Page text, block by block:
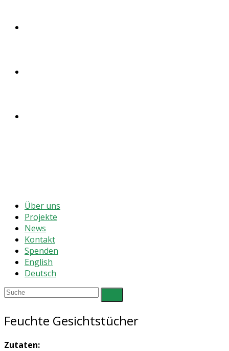
Über uns
Projekte
News
Kontakt
Spenden
English
Deutsch
Feuchte Gesichtstücher
Zutaten: